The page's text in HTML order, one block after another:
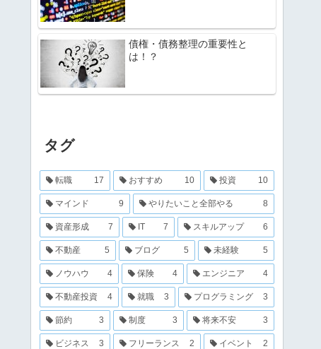
債権・債務整理の重要性と
は！？
タグ
転職 17 おすすめ 10 投資 10
マインド 9 やりたいこと全部やる 8
資産形成 7 IT 7 スキルアップ 6
不動産 5 ブログ 5 未経験 5
ノウハウ 4 保険 4 エンジニア 4
不動産投資 4 就職 3 プログラミング 3
節約 3 制度 3 将来不安 3
ビジネス 3 フリーランス 2 イベント 2